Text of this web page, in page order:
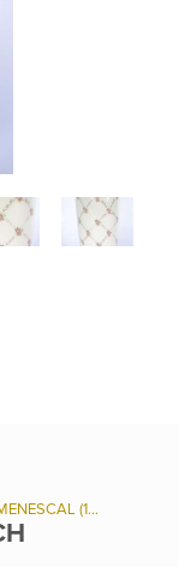
LEILÃO 214 - LEILÃO COLEÇÃO ELIANE MENESCAL (1936/2023), E OUTROS.